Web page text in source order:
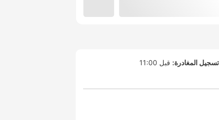
تسجيل المغادرة: قبل 11:00